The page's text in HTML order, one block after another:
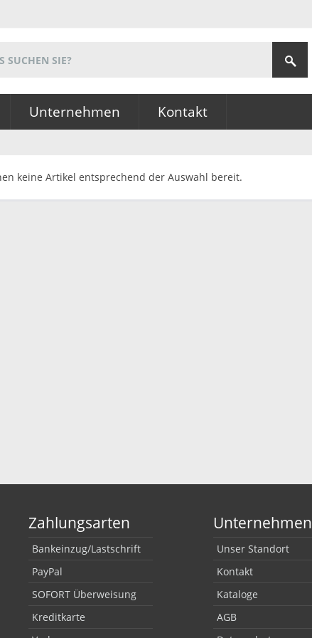
Unternehmen Kontakt
keine Artikel entsprechend der Auswahl bereit.
Zahlungsarten
Bankeinzug/Lastschrift
PayPal
SOFORT Überweisung
Kreditkarte
Unternehmen
Unser Standort
Kontakt
Kataloge
AGB